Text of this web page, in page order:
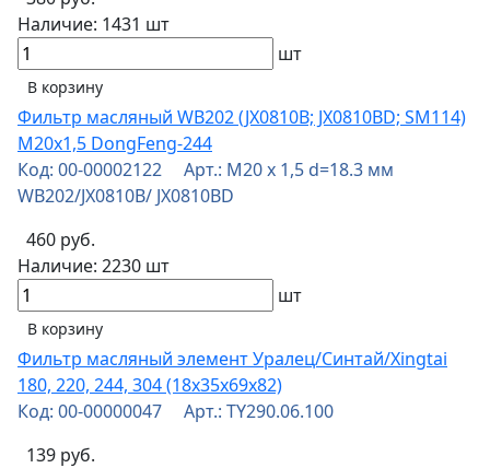
Наличие: 1431 шт
шт
В корзину
Фильтр масляный WB202 (JX0810B; JX0810BD; SM114)
М20х1,5 DongFeng-244
Код: 00-00002122 Арт.: М20 х 1,5 d=18.3 мм
WB202/JX0810B/ JX0810BD
460 руб.
Наличие: 2230 шт
шт
В корзину
Фильтр масляный элемент Уралец/Синтай/Xingtai
180, 220, 244, 304 (18х35х69х82)
Код: 00-00000047 Арт.: TY290.06.100
139 руб.